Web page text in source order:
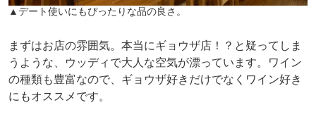
▲デート使いにもぴったりな品の良さ。
まずはお店の雰囲気。本当にギョウザ店！？と疑ってしま
うような、ウッディで大人な空気が漂っています。ワイン
の種類も豊富なので、ギョウザ好きだけでなくワイン好き
にもオススメです。